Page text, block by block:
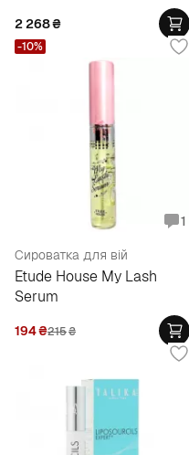
2 268₴
1
Сироватка для вій
Etude House My Lash
Serum
194₴215₴
-10%